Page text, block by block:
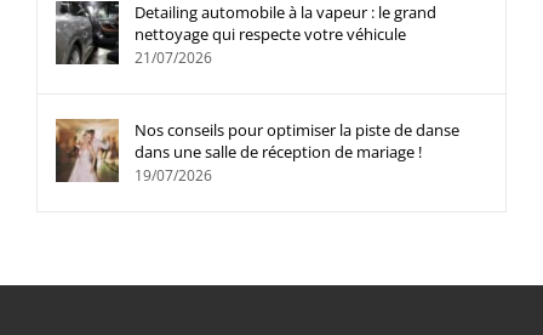
Detailing automobile à la vapeur : le grand
nettoyage qui respecte votre véhicule
21/07/2026
Nos conseils pour optimiser la piste de danse
dans une salle de réception de mariage !
19/07/2026